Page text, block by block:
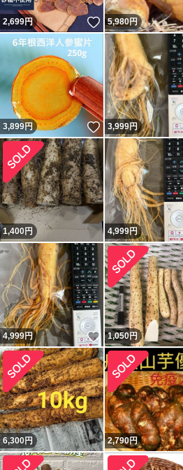
2,699円 いいね！
5,980円
3,899円 いいね！
3,999円
1,400円 4,999円
4,999円 いいね！
1,050円
6,300円 2,790円